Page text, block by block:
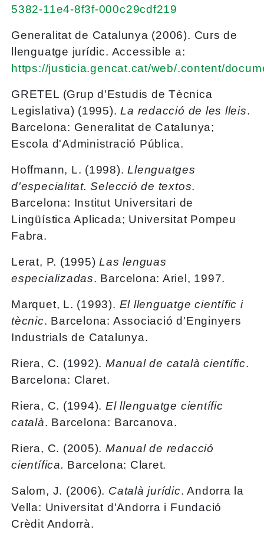
5382-11e4-8f3f-000c29cdf219
Generalitat de Catalunya (2006). Curs de
llenguatge jurídic. Accessible a:
https://justicia.gencat.cat/web/.content/
GRETEL (Grup d'Estudis de Tècnica
Legislativa) (1995).La redacció de les lleis.
Barcelona: Generalitat de Catalunya;
Escola d'Administració Pública.
Hoffmann, L. (1998).Llenguatges
d'especialitat. Selecció de textos.
Barcelona: Institut Universitari de
Lingüística Aplicada; Universitat Pompeu
Fabra.
Lerat, P. (1995)Las lenguas
especializadas. Barcelona: Ariel, 1997.
Marquet, L. (1993). El llenguatge científic i
tècnic. Barcelona: Associació d'Enginyers
Industrials de Catalunya.
Riera, C. (1992).Manual de català científic.
Barcelona: Claret.
Riera, C. (1994).El llenguatge científic
català. Barcelona: Barcanova.
Riera, C. (2005).Manual de redacció
científica. Barcelona: Claret.
Salom, J. (2006). Català jurídic. Andorra la
Vella: Universitat d'Andorra i Fundació
Crèdit Andorrà.